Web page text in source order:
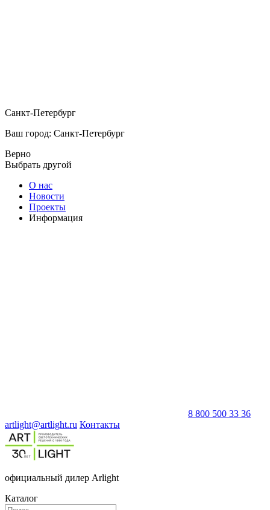
Санкт-Петербург
Ваш город: Санкт-Петербург
Верно
Выбрать другой
О нас
Новости
Проекты
Информация
8 800 500 33 36
artlight@artlight.ru Контакты
официальный дилер Arlight
Каталог